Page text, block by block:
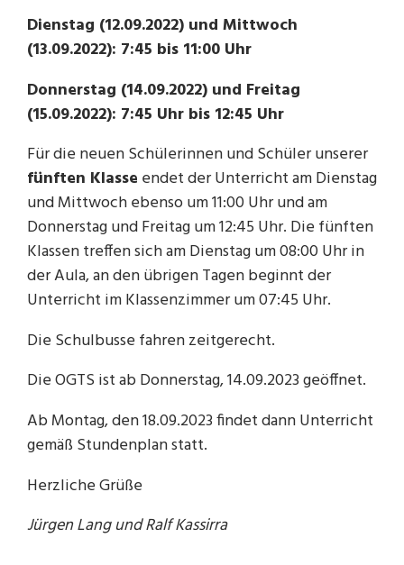
Dienstag (12.09.2022) und Mittwoch
(13.09.2022): 7:45 bis 11:00 Uhr
Donnerstag (14.09.2022) und Freitag
(15.09.2022): 7:45 Uhr bis 12:45 Uhr
Für die neuen Schülerinnen und Schüler unserer
fünften Klasse endet der Unterricht am Dienstag
und Mittwoch ebenso um 11:00 Uhr und am
Donnerstag und Freitag um 12:45 Uhr. Die fünften
Klassen treffen sich am Dienstag um 08:00 Uhr in
der Aula, an den übrigen Tagen beginnt der
Unterricht im Klassenzimmer um 07:45 Uhr.
Die Schulbusse fahren zeitgerecht.
Die OGTS ist ab Donnerstag, 14.09.2023 geöffnet.
Ab Montag, den 18.09.2023 findet dann Unterricht
gemäß Stundenplan statt.
Herzliche Grüße
Jürgen Lang und Ralf Kassirra